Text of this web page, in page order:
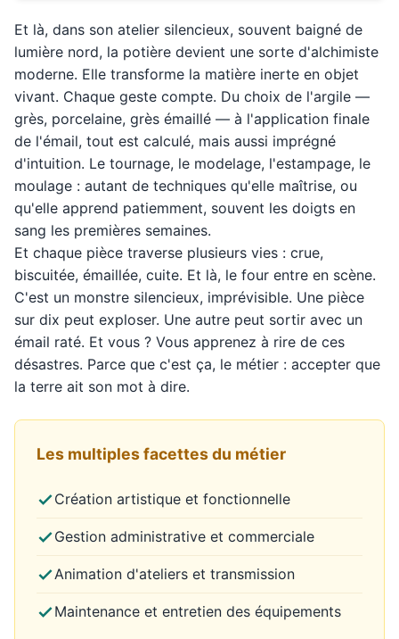
Et là, dans son atelier silencieux, souvent baigné de
lumière nord, la potière devient une sorte d'alchimiste
moderne. Elle transforme la matière inerte en objet
vivant. Chaque geste compte. Du choix de l'argile —
grès, porcelaine, grès émaillé — à l'application finale
de l'émail, tout est calculé, mais aussi imprégné
d'intuition. Le tournage, le modelage, l'estampage, le
moulage : autant de techniques qu'elle maîtrise, ou
qu'elle apprend patiemment, souvent les doigts en
sang les premières semaines.
Et chaque pièce traverse plusieurs vies : crue,
biscuitée, émaillée, cuite. Et là, le four entre en scène.
C'est un monstre silencieux, imprévisible. Une pièce
sur dix peut exploser. Une autre peut sortir avec un
émail raté. Et vous ? Vous apprenez à rire de ces
désastres. Parce que c'est ça, le métier : accepter que
la terre ait son mot à dire.
Les multiples facettes du métier
Création artistique et fonctionnelle
Gestion administrative et commerciale
Animation d'ateliers et transmission
Maintenance et entretien des équipements